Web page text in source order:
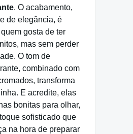
. O acabamento,
de elegância, é
gosta de ter
mas sem perder
O tom de
combinado com
transforma
E acredite, elas
bonitas para olhar,
sofisticado que
na hora de preparar